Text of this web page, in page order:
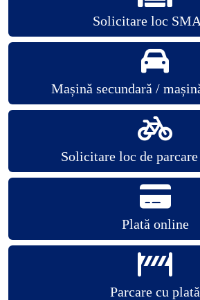
Solicitare loc
Mașină secundară /
Solicitare loc de
Plată online
Parcare cu plată